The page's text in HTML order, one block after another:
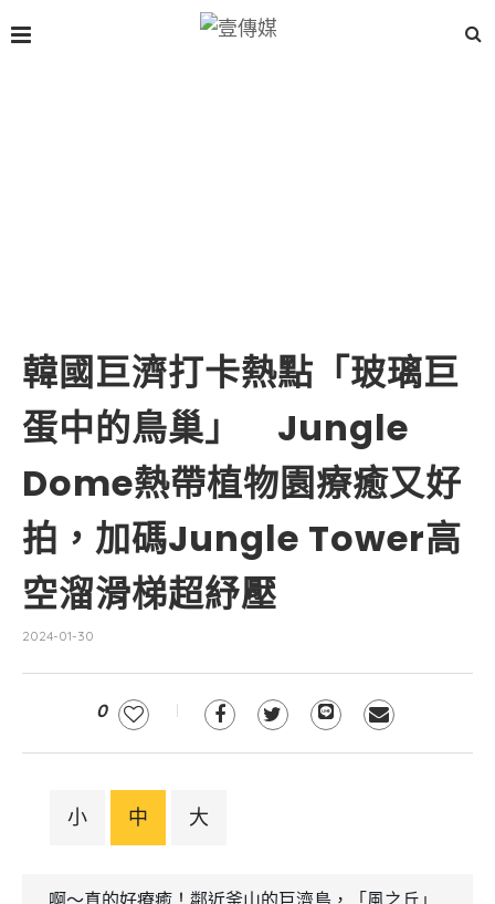
韓國巨濟打卡熱點「玻璃巨
蛋中的鳥巢」 Jungle
Dome熱帶植物園療癒又好
拍，加碼Jungle Tower高
空溜滑梯超紓壓
2024-01-30
0
小 中 大
啊～真的好療癒！鄰近釜山的巨濟島，「風之丘」